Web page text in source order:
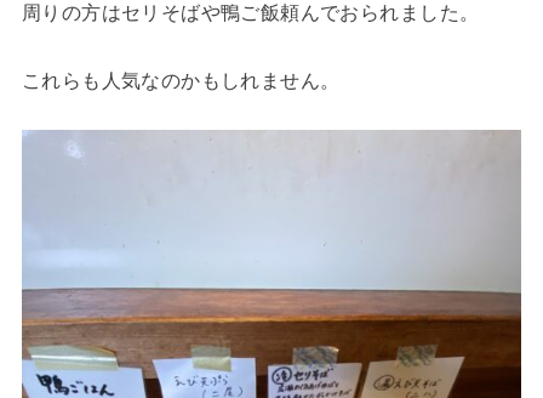
周りの方はセリそばや鴨ご飯頼んでおられました。
これらも人気なのかもしれません。